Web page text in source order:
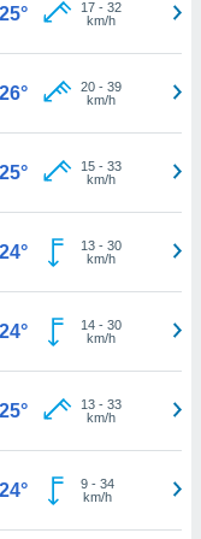
25° 17- 32
km/h
26° 20- 39
km/h
25° 15- 33
km/h
24° 13- 30
km/h
24° 14- 30
km/h
25° 13- 33
km/h
24° 9- 34
km/h